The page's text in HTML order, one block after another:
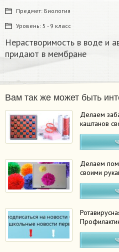
Предмет: Биология
Уровень: 5 - 9 класс
Нерастворимость в воде и
придают в мембране​
Вам так же может быть
Делаем
каштанов
Делаем
своими